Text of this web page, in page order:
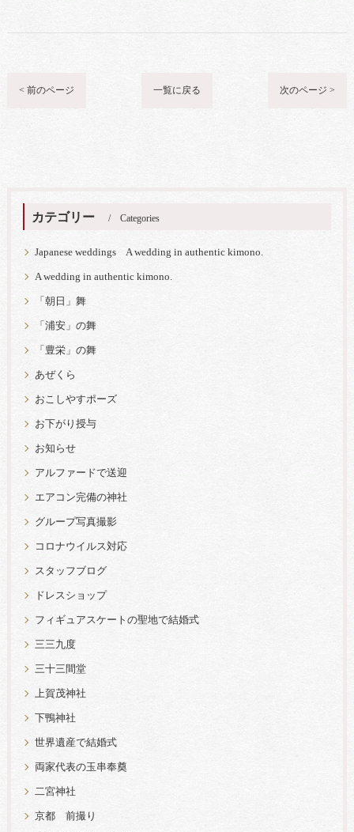
< 前のページ 一覧に戻る 次のページ >
カテゴリー Categories
Japanese weddings A wedding in authentic kimono.
A wedding in authentic kimono.
「朝日」舞
「浦安」の舞
「豊栄」の舞
あぜくら
おこしやすポーズ
お下がり授与
お知らせ
アルファードで送迎
エアコン完備の神社
グループ写真撮影
コロナウイルス対応
スタッフブログ
ドレスショップ
フィギュアスケートの聖地で結婚式
三三九度
三十三間堂
上賀茂神社
下鴨神社
世界遺産で結婚式
両家代表の玉串奉奠
二宮神社
京都 前撮り